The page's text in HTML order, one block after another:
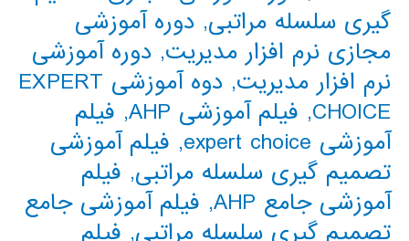
گیری سلسله مراتبی, دوره آموزشی
مجازی نرم افزار مدیریت, دوره آموزشی
نرم افزار مدیریت,
دوه آموزشی EXPERT
CHOICE
, فیلم آموزشی AHP , فیلم
آموزشی expert choice
, فیلم آموزشی
تصمیم گیری سلسله مراتبی, فیلم
آموزشی جامع AHP
, فیلم آموزشی جامع
تصمیم گیری سلسله مراتبی, فیلم